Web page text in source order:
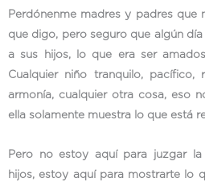
Perdónenme madres y padres que
que digo, pero seguro que algún
a sus hijos, lo que era ser
Cualquier niño tranquilo,
armonía, cualquier otra cosa, eso
ella solamente muestra lo que está
Pero no estoy aquí para juzgar
hijos, estoy aquí para mostrarte lo